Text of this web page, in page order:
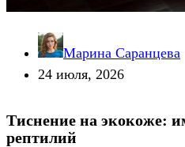
Марина Саранцева
24 июля, 2026
Тиснение на экокоже:
рептилий